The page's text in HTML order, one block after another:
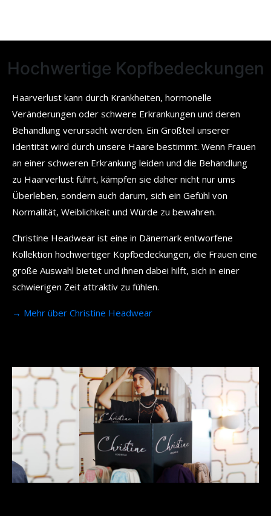
Hochwertige Kopfbedeckungen
Haarverlust kann durch Krankheiten, hormonelle
Veränderungen oder schwere Erkrankungen und deren
Behandlung verursacht werden. Ein Großteil unserer
Identität wird durch unsere Haare bestimmt. Wenn Frauen
an einer schweren Erkrankung leiden und die Behandlung
zu Haarverlust führt, kämpfen sie daher nicht nur ums
Überleben, sondern auch darum, sich ein Gefühl von
Normalität, Weiblichkeit und Würde zu bewahren.
Christine Headwear ist eine in Dänemark entworfene
Kollektion hochwertiger Kopfbedeckungen, die Frauen eine
große Auswahl bietet und ihnen dabei hilft, sich in einer
schwierigen Zeit attraktiv zu fühlen.
→ Mehr über Christine Headwear